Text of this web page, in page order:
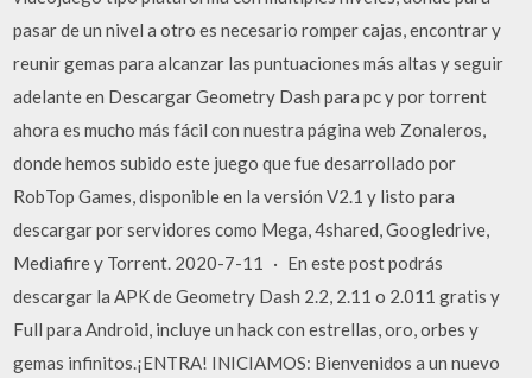
pasar de un nivel a otro es necesario romper cajas, encontrar y
reunir gemas para alcanzar las puntuaciones más altas y seguir
adelante en Descargar Geometry Dash para pc y por torrent
ahora es mucho más fácil con nuestra página web Zonaleros,
donde hemos subido este juego que fue desarrollado por
RobTop Games, disponible en la versión V2.1 y listo para
descargar por servidores como Mega, 4shared, Googledrive,
Mediafire y Torrent. 2020-7-11 · En este post podrás
descargar la APK de Geometry Dash 2.2, 2.11 o 2.011 gratis y
Full para Android, incluye un hack con estrellas, oro, orbes y
gemas infinitos.¡ENTRA! INICIAMOS: Bienvenidos a un nuevo